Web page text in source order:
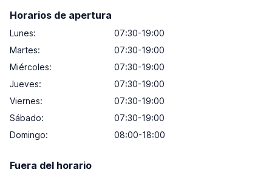
Horarios de apertura
Lunes:
07:30-19:00
Martes:
07:30-19:00
Miércoles:
07:30-19:00
Jueves:
07:30-19:00
Viernes:
07:30-19:00
Sábado:
07:30-19:00
Domingo: 08:00-18:00
Fuera del horario